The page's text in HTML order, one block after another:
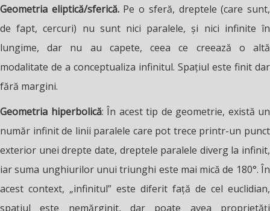
Geometria eliptică/sferică. Pe o sferă, dreptele (care sunt,
de fapt, cercuri) nu sunt nici paralele, și nici infinite în
lungime, dar nu au capete, ceea ce creează o altă
modalitate de a conceptualiza infinitul. Spațiul este finit dar
fără margini.
Geometria hiperbolică: În acest tip de geometrie, există un
număr infinit de linii paralele care pot trece printr-un punct
exterior unei drepte date, dreptele paralele diverg la infinit,
iar suma unghiurilor unui triunghi este mai mică de 180°. În
acest context, „infinitul” este diferit față de cel euclidian,
spațiul este nemărginit, dar poate avea proprietăți